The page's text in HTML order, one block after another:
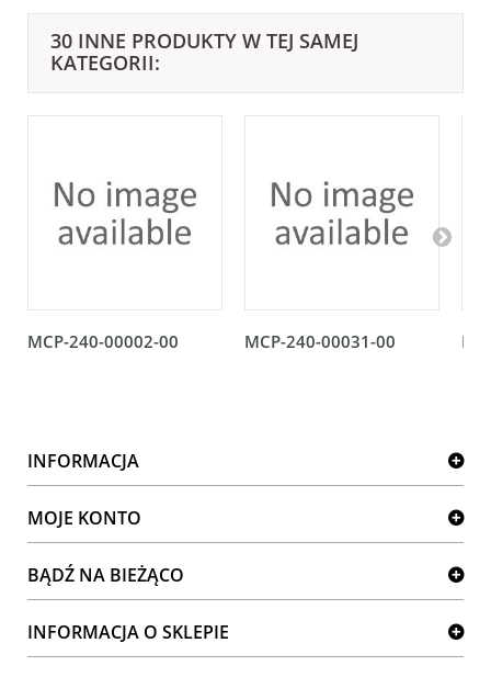
30 INNE PRODUKTY W TEJ SAMEJ
KATEGORII:
MCP-240-00002-00 MCP-240-00031-00
INFORMACJA
MOJE KONTO
BĄDŹ NA BIEŻĄCO
INFORMACJA O SKLEPIE